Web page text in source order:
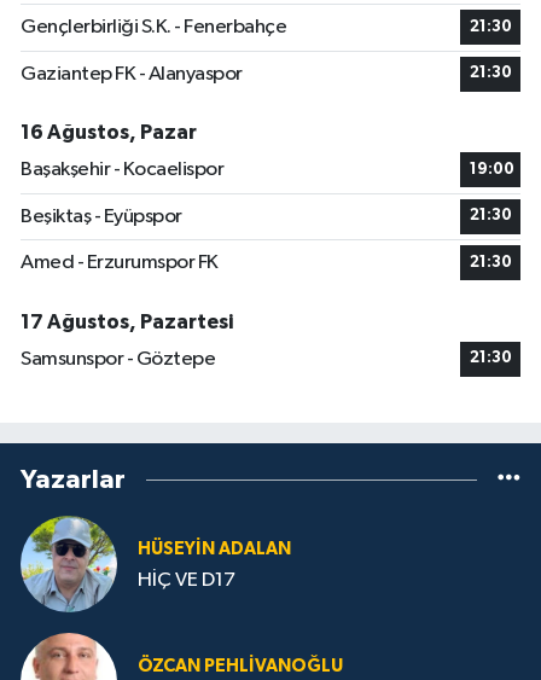
Gençlerbirliği S.K. - Fenerbahçe 21:30
Gaziantep FK - Alanyaspor 21:30
16 Ağustos, Pazar
Başakşehir - Kocaelispor
19:00
Beşiktaş - Eyüpspor 21:30
Amed - Erzurumspor FK 21:30
17 Ağustos, Pazartesi
Samsunspor - Göztepe
21:30
Yazarlar
HÜSEYIN ADALAN
HİÇ VE D17
ÖZCAN PEHLIVANOĞLU